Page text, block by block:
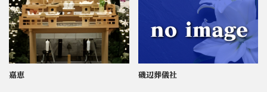
嘉恵 磯辺葬儀社